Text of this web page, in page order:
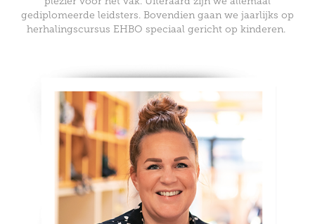
gediplomeerde leidsters. Bovendien gaan we jaarlijks op
herhalingscursus EHBO speciaal gericht op kinderen.